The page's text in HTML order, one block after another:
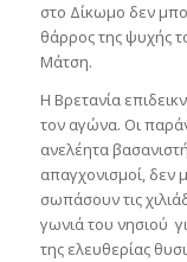
στο Δίκωμο δεν
θάρρος της ψυχής
Μάτση.
Η Βρετανία
τον αγώνα. Οι
ανελέητα
απαγχονισμοί, δεν
σωπάσουν τις
γωνιά του νησιού
της ελευθερίας